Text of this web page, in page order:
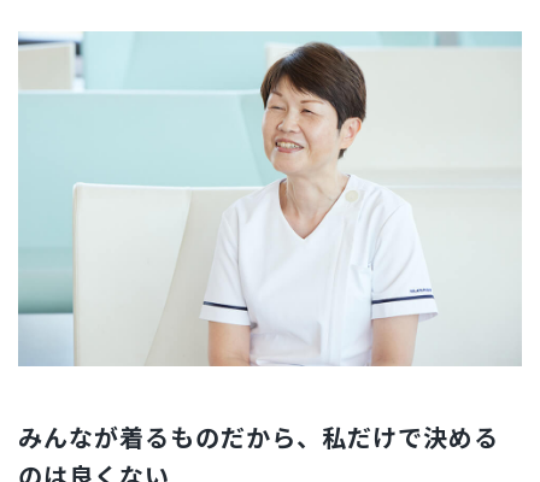
みんなが着るものだから、私だけで決める